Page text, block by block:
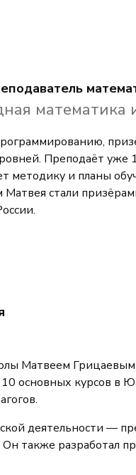
математика
Преподаёт уже
методику и планы
стали
Матвеем
основных курсов в
деятельности —
также разработал